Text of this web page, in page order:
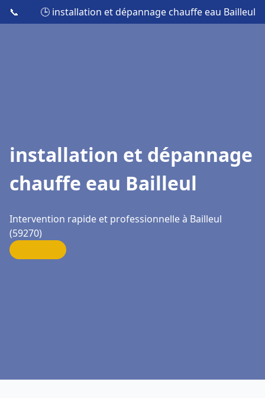
📞 🕒 installation et dépannage chauffe eau Bailleul
installation et dépannage
chauffe eau Bailleul
Intervention rapide et professionnelle à Bailleul
(59270)